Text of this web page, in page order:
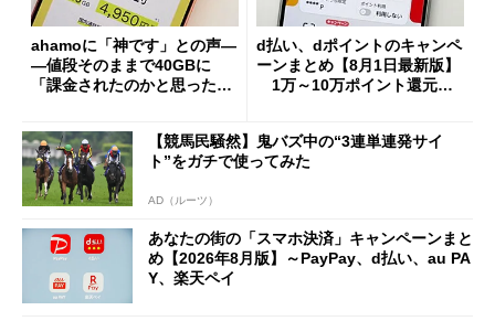
ahamoに「神です」との声―
―値段そのままで40GBに
「課金されたのかと思った」
d払い、dポイントのキャンペ
ーンまとめ【8月1日最新版】
1万～10万ポイント還元の
【競馬民騒然】鬼バズ中の“3連単連発サイ
ト”をガチで使ってみた
AD（ルーツ）
あなたの街の「スマホ決済」キャンペーンまと
め【2026年8月版】～PayPay、d払い、au PA
Y、楽天ペイ